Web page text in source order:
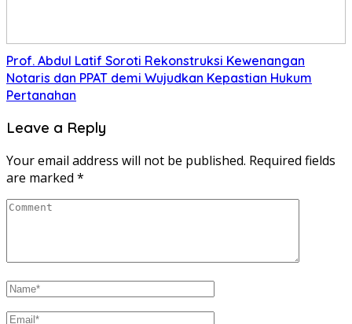
Prof. Abdul Latif Soroti Rekonstruksi Kewenangan
Notaris dan PPAT demi Wujudkan Kepastian Hukum
Pertanahan
Leave a Reply
Your email address will not be published. Required fields
are marked *